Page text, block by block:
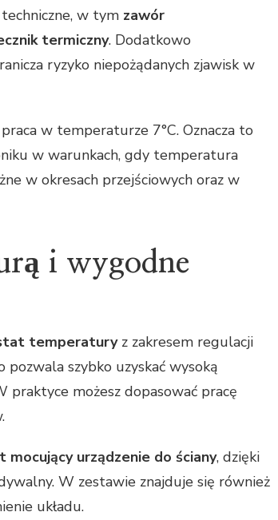
w tym zawór
termiczny. Dodatkowo
ryzyko niepożądanych zjawisk w
w temperaturze 7°C. Oznacza to
w warunkach, gdy temperatura
w okresach przejściowych oraz w
i wygodne
temperaturyz zakresem regulacji
pozwala szybko uzyskać wysoką
możesz dopasować pracę
mocujący urządzenie do ściany, dzięki
W zestawie znajduje się również
układu.